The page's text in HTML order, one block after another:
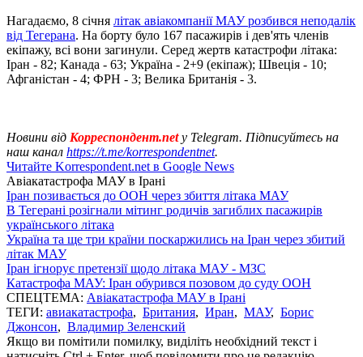
Нагадаємо, 8 січня літак авіакомпанії МАУ розбився неподалік
від Тегерана. На борту було 167 пасажирів і дев'ять членів
екіпажу, всі вони загинули. Серед жертв катастрофи літака:
Іран - 82; Канада - 63; Україна - 2+9 (екіпаж); Швеція - 10;
Афганістан - 4; ФРН - 3; Велика Британія - 3.
Новини від Корреспондент.net у Telegram. Підписуйтесь на
наш канал https://t.me/korrespondentnet.
Читайте Korrespondent.net в Google News
Авіакатастрофа МАУ в Ірані
Іран позивається до ООН через збиття літака МАУ
В Тегерані розігнали мітинг родичів загиблих пасажирів
українського літака
Україна та ще три країни поскаржились на Іран через збитий
літак МАУ
Іран ігнорує претензії щодо літака МАУ - МЗС
Катастрофа МАУ: Іран обурився позовом до суду ООН
СПЕЦТЕМА: Авіакатастрофа МАУ в Ірані
ТЕГИ: авиакатастрофа, Британия, Иран, МАУ, Борис
Джонсон, Владимир Зеленский
Якщо ви помітили помилку, виділіть необхідний текст і